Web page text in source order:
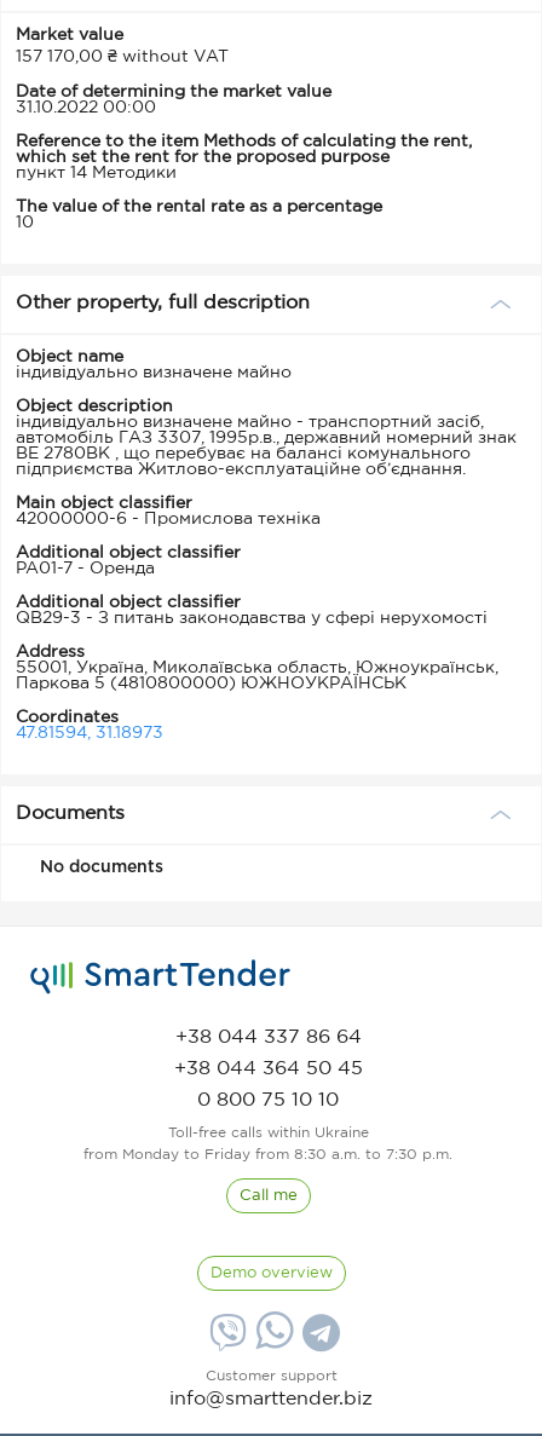
Market value
157 170,00 ₴ without VAT
Date of determining the market value
31.10.2022 00:00
Reference to the item Methods of calculating the rent,
which set the rent for the proposed purpose
пункт 14 Методики
The value of the rental rate as a percentage
10
Other property, full description
Object name
індивідуально визначене майно
Object description
індивідуально визначене майно - транспортний засіб,
автомобіль ГАЗ 3307, 1995р.в., державний номерний знак
ВЕ 2780ВК , що перебуває на балансі комунального
підприємства Житлово-експлуатаційне об’єднання.
Main object classifier
42000000-6 - Промислова техніка
Additional object classifier
PA01-7 - Оренда
Additional object classifier
QB29-3 - З питань законодавства у сфері нерухомості
Address
55001, Україна, Миколаївська область, Южноукраїнськ,
Паркова 5 (4810800000) ЮЖНОУКРАЇНСЬК
Coordinates
47.81594, 31.18973
Documents
No documents
+38 044 337 86 64
+38 044 364 50 45
0 800 75 10 10
Toll-free calls within Ukraine
from Monday to Friday from 8:30 a.m. to 7:30 p.m.
Call me
Customer support
info@smarttender.biz
Demo overview